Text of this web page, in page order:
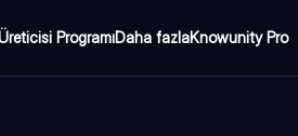
ProgramıDaha fazlaKnowunity Pro